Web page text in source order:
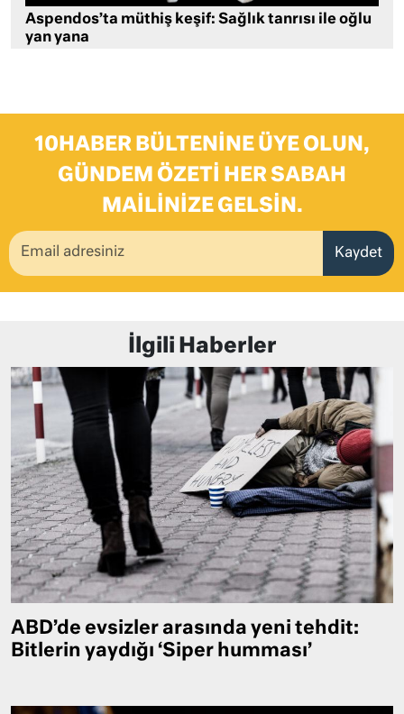
Aspendos’ta müthiş keşif: Sağlık tanrısı ile oğlu
yan yana
10HABER BÜLTENINE ÜYE OLUN,
GÜNDEM ÖZETI HER SABAH
MAILINIZE GELSIN.
Kaydet
İlgili Haberler
ABD’de evsizler arasında yeni tehdit:
Bitlerin yaydığı ‘Siper humması’